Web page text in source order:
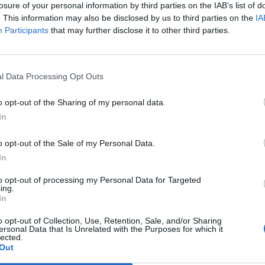
of your personal information by third parties on the IAB’s list of
This information may also be disclosed by us to third parties on the
Participants that may further disclose it to other third parties.
Data Processing Opt Outs
opt-out of the Sharing of my personal data.
opt-out of the Sale of my Personal Data.
opt-out of processing my Personal Data for Targeted
opt-out of Collection, Use, Retention, Sale, and/or Sharing
Data that Is Unrelated with the Purposes for which it
του Παναθηναϊκού είχε ξεκαθαρίσει
μπορέσει να βάλει την ομάδα στον
και βελτίωση σε παίκτες που
Ουάιλι και ο Ουέσλι Τζόνσον.